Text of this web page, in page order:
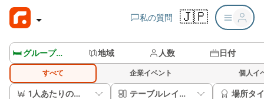
私の質問 🇯🇵
🛏️ グループルームを見る 地域 人数 日付
すべて 企業イベント 個人イ
1人あたりの価格 テーブルレイアウト 場所タ